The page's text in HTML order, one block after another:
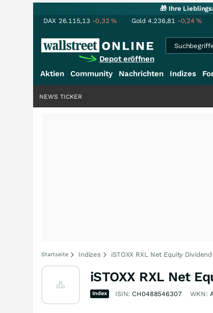
🎁 Ihre
DAX 26.115,13 -0,32% Gold 4.236,81 -0,24%
Depot eröffnen
Aktien Community Nachrichten Indizes
NEWS TICKER
Startseite Indizes iSTOXX RXL Net Equity
iSTOXX RXL Net
Index ISIN: CH0488546307 WKN: